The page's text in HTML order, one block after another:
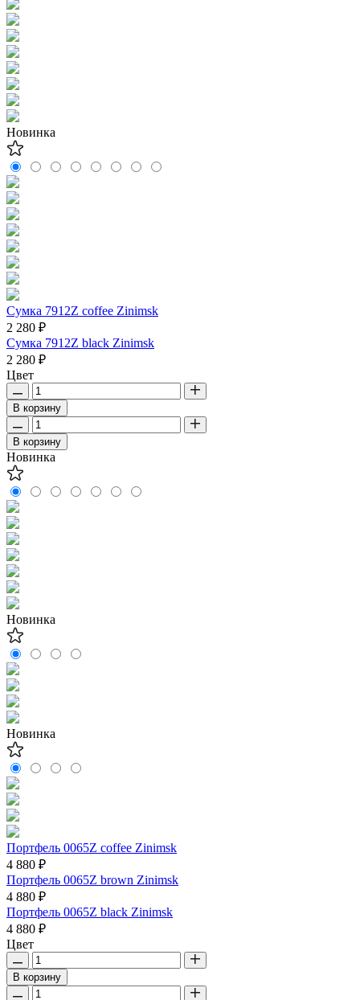
Новинка
Сумка 7912Z coffee Zinimsk
2 280 ₽
Сумка 7912Z black Zinimsk
2 280 ₽
Цвет
В корзину
В корзину
Новинка
Новинка
Новинка
Портфель 0065Z coffee Zinimsk
4 880 ₽
Портфель 0065Z brown Zinimsk
4 880 ₽
Портфель 0065Z black Zinimsk
4 880 ₽
Цвет
В корзину